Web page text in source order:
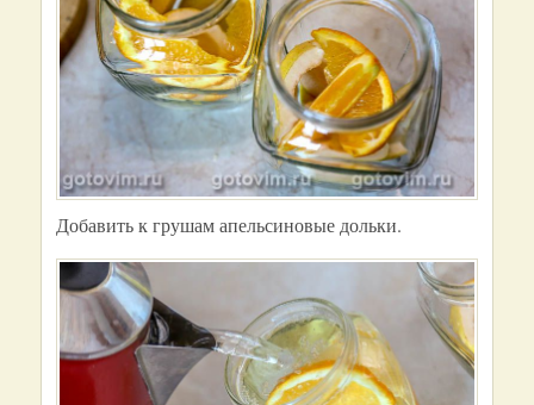
Добавить к грушам апельсиновые дольки.